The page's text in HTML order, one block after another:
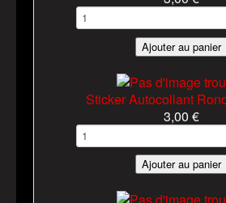
Sticker Autocollant
3,00 €